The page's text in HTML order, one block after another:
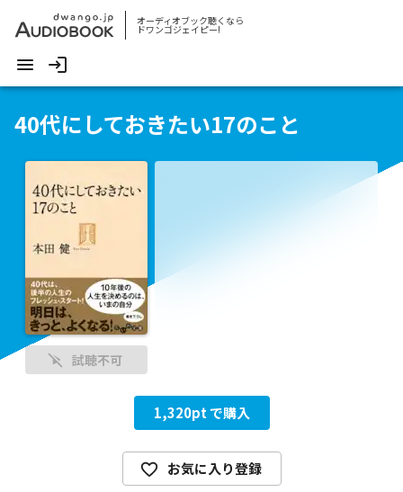
オーディオブック聴くなら
ドワンゴジェイピー!
40代にしておきたい17のこと
試聴不可
1,320pt で購入
お気に入り登録